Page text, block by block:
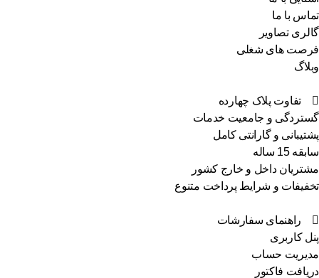
با ما
تصاویر
های شغلی
تفاوت پلاک چهارده
و جامعیت خدمات
و گارانتی کامل
15 ساله
داخل و خارج کشور
و شرایط پرداخت متنوع
راهنمای سفارشات
کاربری
حساب
فاکتور